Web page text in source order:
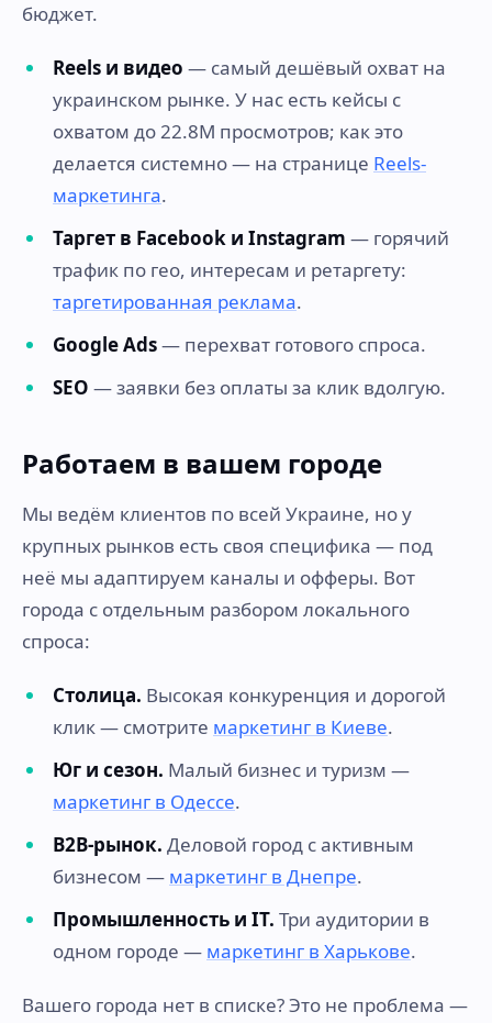
бюджет.
Reels и видео — самый дешёвый охват на
украинском рынке. У нас есть кейсы с
охватом до 22.8M просмотров; как это
делается системно — на странице Reels-
маркетинга.
Таргет в Facebook и Instagram — горячий
трафик по гео, интересам и ретаргету:
таргетированная реклама.
Google Ads— перехват готового спроса.
SEO — заявки без оплаты за клик вдолгую.
Работаем в вашем городе
Мы ведём клиентов по всей Украине, но у
крупных рынков есть своя специфика — под
неё мы адаптируем каналы и офферы. Вот
города с отдельным разбором локального
спроса:
Столица. Высокая конкуренция и дорогой
клик — смотрите маркетинг в Киеве.
Юг и сезон. Малый бизнес и туризм —
маркетинг в Одессе.
B2B-рынок. Деловой город с активным
бизнесом — маркетинг в Днепре.
Промышленность и IT. Три аудитории в
одном городе — маркетинг в Харькове.
Вашего города нет в списке? Это не проблема —